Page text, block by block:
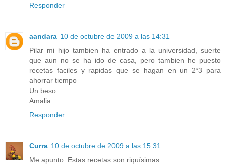
Responder
aandara 10 de octubre de 2009 a las 14:31
Pilar mi hijo tambien ha entrado a la universidad, suerte
que aun no se ha ido de casa, pero tambien he puesto
recetas faciles y rapidas que se hagan en un 2*3 para
ahorrar tiempo
Un beso
Amalia
Responder
Curra 10 de octubre de 2009 a las 15:31
Me apunto. Estas recetas son riquísimas.